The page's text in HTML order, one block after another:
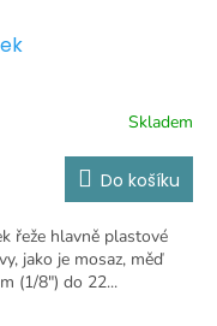
Skladem
Do košíku
řeže hlavně plastové
jako je mosaz, měď
(1/8") do 22...